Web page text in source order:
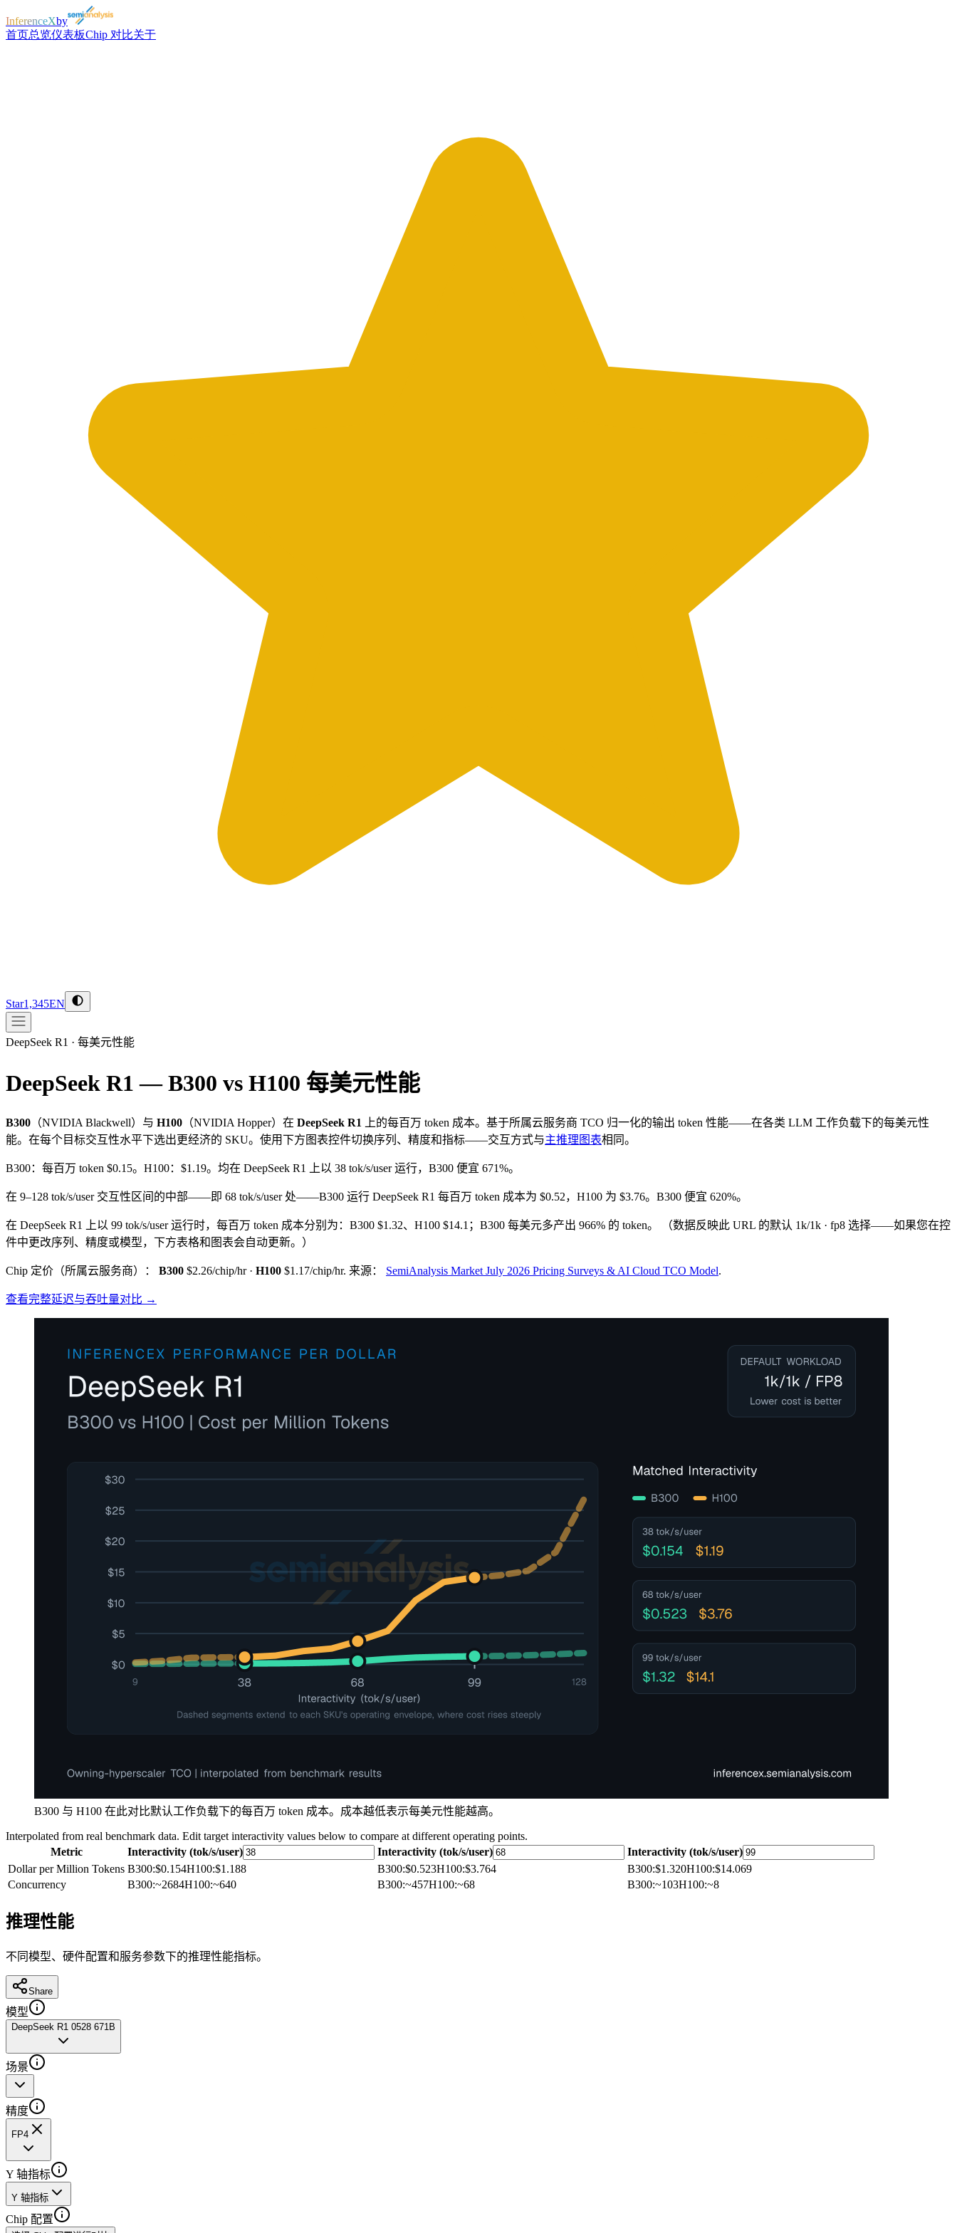
InferenceXby
首页总览仪表板Chip 对比关于
Star1,345EN
DeepSeek R1 · 每美元性能
DeepSeek R1 — B300 vs H100 每美元性能
B300 （NVIDIA Blackwell）与 H100 （NVIDIA Hopper）在 DeepSeek R1
上的每百万 token 成本。基于所属云服务商 TCO 归一化的输出 token 性能——在各类 LLM 工作负载下的每美元性
能。在每个目标交互性水平下选出更经济的 SKU。使用下方图表控件切换序列、精度和指标——交互方式与主推理图表相同。
B300：每百万 token $0.15。H100：$1.19。均在 DeepSeek R1 上以 38 tok/s/user 运行，B300 便宜 671%。
在 9–128 tok/s/user 交互性区间的中部——即 68 tok/s/user 处——B300 运行 DeepSeek R1 每百万 token 成本为 $0.52，H100 为 $3.76。B300 便宜 620%。
在 DeepSeek R1 上以 99 tok/s/user 运行时，每百万 token 成本分别为：B300 $1.32、H100 $14.1；B300 每美元多产出 966% 的 token。
（数据反映此 URL 的默认 1k/1k · fp8 选择——如果您在控
件中更改序列、精度或模型，下方表格和图表会自动更新。）
Chip 定价（所属云服务商）： B300 $2.26/chip/hr· H100 $1.17/chip/hr. 来源： SemiAnalysis Market July 2026 Pricing Surveys & AI Cloud TCO Model.
查看完整延迟与吞吐量对比 →
B300 与 H100 在此对比默认工作负载下的每百万 token 成本。成本越低表示每美元性能越高。
Interpolated from real benchmark data. Edit target interactivity values below to compare at different operating points.
Metric
Interactivity (tok/s/user) Interactivity (tok/s/user)
Interactivity (tok/s/user)
Dollar per Million Tokens B300:$0.154H100:$1.188 B300:$0.523H100:$3.764 B300:$1.320H100:$14.069
Concurrency
B300:~2684H100:~640 B300:~457H100:~68 B300:~103H100:~8
推理性能
不同模型、硬件配置和服务参数下的推理性能指标。
Share
模型
DeepSeek R1 0528 671B
场景
精度
FP4
Y 轴指标
Y 轴指标
Chip 配置